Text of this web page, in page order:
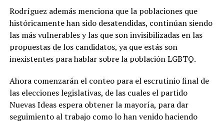
Rodríguez además menciona que la poblaciones que
históricamente han sido desatendidas, continúan siendo
las más vulnerables y las que son invisibilizadas en las
propuestas de los candidatos, ya que estás son
inexistentes para hablar sobre la población LGBTQ.
Ahora comenzarán el conteo para el escrutinio final de
las elecciones legislativas, de las cuales el partido
Nuevas Ideas espera obtener la mayoría, para dar
seguimiento al trabajo como lo han venido haciendo